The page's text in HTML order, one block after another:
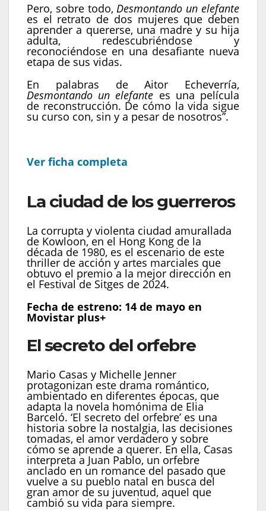
Pero, sobre todo, Desmontando un elefante
es el retrato de dos mujeres que deben
aprender a quererse, una madre y su hija
adulta, redescubriéndose y
reconociéndose en una desafiante nueva
etapa de sus vidas.
En palabras de Aitor Echeverría,
Desmontando un elefante es una película
de reconstrucción. De cómo la vida sigue
su curso con, sin y a pesar de nosotros”.
Ver ficha completa
La ciudad de los guerreros
La corrupta y violenta ciudad amurallada
de Kowloon, en el Hong Kong de la
década de 1980, es el escenario de este
thriller de acción y artes marciales que
obtuvo el premio a la mejor dirección en
el Festival de Sitges de 2024.
Fecha de estreno: 14 de mayo en
Movistar plus+
El secreto del orfebre
Mario Casas y Michelle Jenner
protagonizan este drama romántico,
ambientado en diferentes épocas, que
adapta la novela homónima de Elia
Barceló. ‘El secreto del orfebre’ es una
historia sobre la nostalgia, las decisiones
tomadas, el amor verdadero y sobre
cómo se aprende a querer. En ella, Casas
interpreta a Juan Pablo, un orfebre
anclado en un romance del pasado que
vuelve a su pueblo natal en busca del
gran amor de su juventud, aquel que
cambió su vida para siempre.